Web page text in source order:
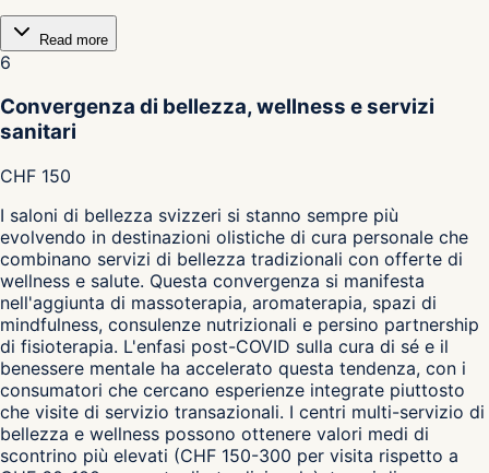
Read more
6
Convergenza di bellezza, wellness e servizi
sanitari
CHF 150
I saloni di bellezza svizzeri si stanno sempre più
evolvendo in destinazioni olistiche di cura personale che
combinano servizi di bellezza tradizionali con offerte di
wellness e salute. Questa convergenza si manifesta
nell'aggiunta di massoterapia, aromaterapia, spazi di
mindfulness, consulenze nutrizionali e persino partnership
di fisioterapia. L'enfasi post-COVID sulla cura di sé e il
benessere mentale ha accelerato questa tendenza, con i
consumatori che cercano esperienze integrate piuttosto
che visite di servizio transazionali. I centri multi-servizio di
bellezza e wellness possono ottenere valori medi di
scontrino più elevati (CHF 150-300 per visita rispetto a